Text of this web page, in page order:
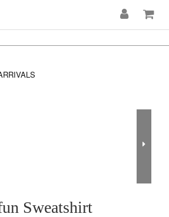
Sweatshirt